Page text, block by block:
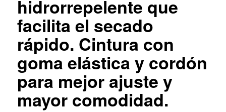
hidrorrepelente que
facilita el secado
rápido. Cintura con
goma elástica y cordón
para mejor ajuste y
mayor comodidad.